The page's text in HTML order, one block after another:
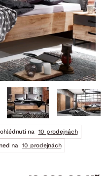
na
10 prodejnách
na
10 prodejnách